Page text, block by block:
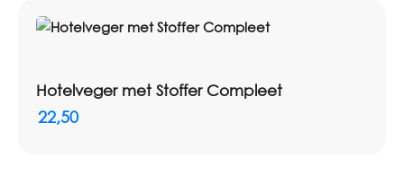
Hotelveger met Stoffer Compleet
22,50